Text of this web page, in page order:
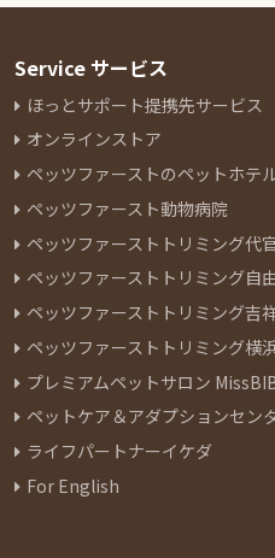
Service サービス
ほっとサポート提携先サービス
オンラインストア
ペッツファーストのペットホテ
ペッツファースト動物病院
ペッツファーストトリミング代
ペッツファーストトリミング自
ペッツファーストトリミング吉
ペッツファーストトリミング横
プレミアムペットサロン
ペットケア＆アダプションセン
ライフパートナーイケダ
For English